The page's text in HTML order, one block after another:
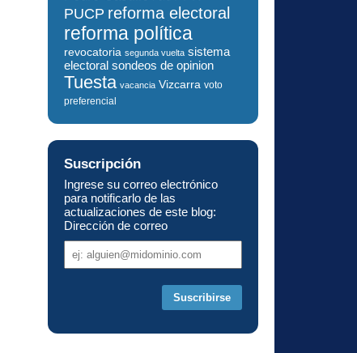
PUCP reforma electoral
reforma política
revocatoria segunda vuelta sistema
electoral sondeos de opinion
Tuesta vacancia Vizcarra voto
preferencial
Suscripción
Ingrese su correo electrónico
para notificarlo de las
actualizaciones de este blog:
Dirección de correo
de